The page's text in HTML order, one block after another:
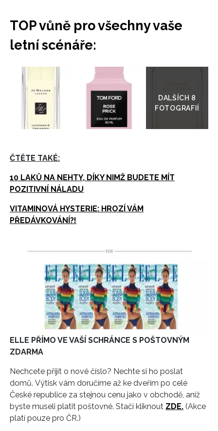
TOP vůně pro všechny vaše
letní scénáře:
galerie
ČTĚTE TAKÉ:
10 LAKŮ NA NEHTY, DÍKY NIMŽ BUDETE MÍT
POZITIVNÍ NÁLADU
VITAMINOVÁ HYSTERIE: HROZÍ VÁM
PŘEDÁVKOVÁNÍ?!
ELLE PŘÍMO VE VAŠÍ SCHRÁNCE S POŠTOVNÝM
ZDARMA
Nechcete přijít o nové číslo? Nechte si ho poslat
domů. Výtisk vám doručíme až ke dveřím po celé
České republice za stejnou cenu jako v obchodě, aniž
byste museli platit poštovné. Stačí kliknout ZDE. (Akce
platí pouze pro ČR.)